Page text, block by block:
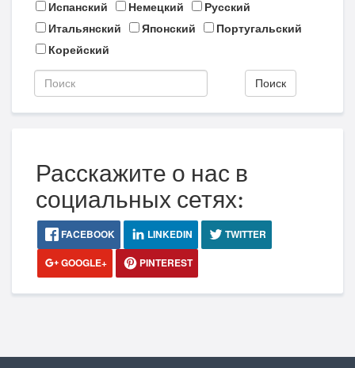
Испанский
Немецкий
Русский
Итальянский
Японский
Португальский
Корейский
Поиск
Расскажите о нас в
социальных сетях:
FACEBOOK LINKEDIN
TWITTER
GOOGLE+
PINTEREST